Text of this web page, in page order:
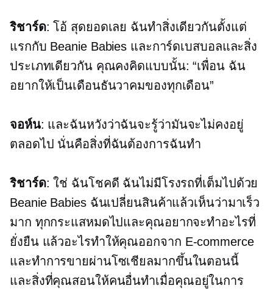
ริชาร์ด: โอ้ สุดยอดเลย ฉันทำสิ่งเดียวกันตั้งแต่
แรกกับ Beanie Babies และการ์ดเบสบอลและสิ่ง
ประเภทเดียวกัน คุณคงคิดแบบนั้น: “เพื่อน ฉัน
อยากให้เป็นเดือนธันวาคมของทุกเดือน”
จอห์น: และฉันหวังว่าฉันจะรู้ว่ามันจะไม่คงอยู่
ตลอดไป นั่นคือสิ่งที่ฉันต้องการฉันทำ
ริชาร์ด: ใช่ ฉันโชคดี ฉันไม่มีโรงรถที่เต็มไปด้วย
Beanie Babies ฉันเปลี่ยนสินค้าแล้วเห็นว่ามาเร็ว
มาก ทุกกระแสหมดไปและคุณอยากจะทำอะไรที่
ยั่งยืน แล้วอะไรทำให้คุณออกจาก E-commerce
และทำการขายผ่านโซเชียลมากขึ้นในตอนนี้
และสิ่งที่คุณสอนให้คนอื่นทำเมื่อคุณอยู่ในการ